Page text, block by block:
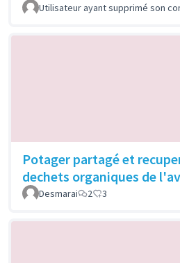
Utilisateur ayant supprimé son
Potager partagé et
dechets organiques de
Desmarai 2 3